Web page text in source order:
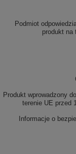
Podmiot
produkt na
Produkt wprowadzony
terenie UE przed
Informacje o